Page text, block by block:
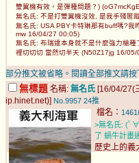
雙翼機有效，是彈種問題？)
無名氏: 不是打雙翼機沒效, 是我手殘
無名氏: USA PBY卡特琳那有buff嗎?我
mw 16/04/27 00:05)
無名氏: 布瑞達本身就不是什麼強力槍
裡切切切 當然切半天 (N50Z17jg 16/
部分推文被省略。閱讀全部推文請按
無標題 名稱: 無名氏 [16/04/27(
ip.hinet.net)] No.9957 24推
檔名：
>無名氏: (ﾟ
了 蝸牛計畫
歷史上的義